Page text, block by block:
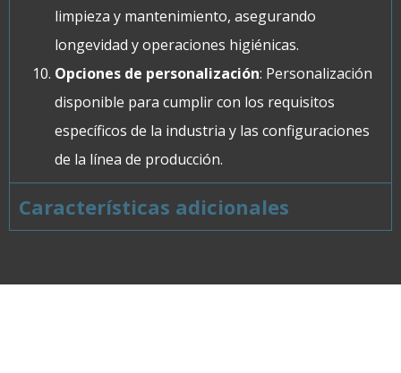
limpieza y mantenimiento, asegurando
longevidad y operaciones higiénicas.
Opciones de personalización: Personalización
disponible para cumplir con los requisitos
específicos de la industria y las configuraciones
de la línea de producción.
Características adicionales